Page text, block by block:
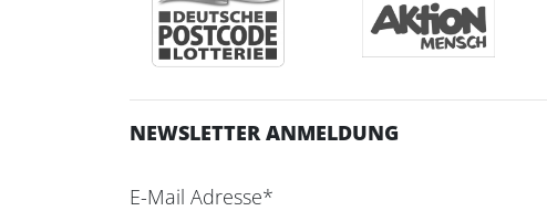
NEWSLETTER ANMELDUNG
E-Mail Adresse*